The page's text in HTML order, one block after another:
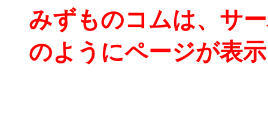
みずものコムは、サ
のようにページが表